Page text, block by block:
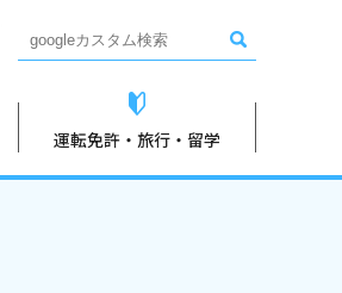
運転免許・旅行・留学